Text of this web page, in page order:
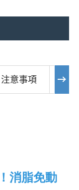
注意事項 常
消脂免動